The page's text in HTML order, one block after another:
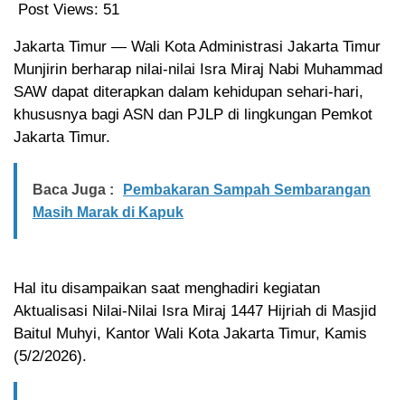
Post Views: 51
Jakarta Timur — Wali Kota Administrasi Jakarta Timur
Munjirin berharap nilai-nilai Isra Miraj Nabi Muhammad
SAW dapat diterapkan dalam kehidupan sehari-hari,
khususnya bagi ASN dan PJLP di lingkungan Pemkot
Jakarta Timur.
Baca Juga :
Pembakaran Sampah Sembarangan
Masih Marak di Kapuk
Hal itu disampaikan saat menghadiri kegiatan
Aktualisasi Nilai-Nilai Isra Miraj 1447 Hijriah di Masjid
Baitul Muhyi, Kantor Wali Kota Jakarta Timur, Kamis
(5/2/2026).